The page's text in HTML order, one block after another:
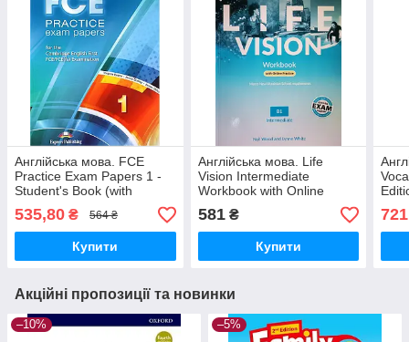
Англійська мова. FCE
Practice Exam Papers 1 -
Student's Book (with
Digibooks App)
535,80 ₴ 564 ₴
Купити
Англійська мова. Life
Vision Intermediate
Workbook with Online
Practice
581₴
Купити
with
Акційні пропозиції та новинки
–10% –5%